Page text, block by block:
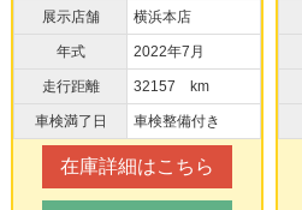
展示店舗 横浜本店
年式 2022年7月
走行距離 32157 km
車検満了日 車検整備付き
在庫詳細はこちら